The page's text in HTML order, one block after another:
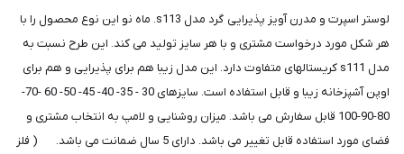
لوستر اسپرت و مدرن آویز پذیرایی گرد مدل s113. ماه نو این نوع محصول را با
هر شکل مورد درخواست مشتری و با هر سایز تولید می کند. این طرح نسبت به
مدل s111 کریستالهای متفاوت دارد. این مدل زیبا هم برای پذیرایی و هم برای
اوپن آشپزخانه زیبا و قابل استفاده است. سایزهای 30 - 35- 40- 45- 50- 60 -70-
80-90-100 قابل سفارش می باشد. میزان روشنایی و لامپ به انتخاب مشتری و
فضای مورد استفاده قابل تغییر می باشد. دارای 5 سال ضمانت می باشد. ( فلز